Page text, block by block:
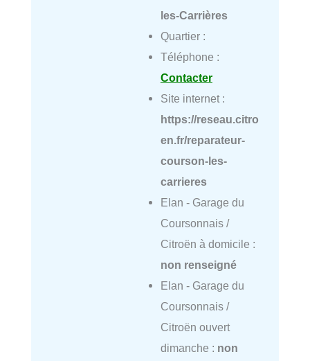
les-Carrières
Quartier :
Téléphone :
Contacter
Site internet :
https://reseau.citro
en.fr/reparateur-
courson-les-
carrieres
Elan - Garage du
Coursonnais /
Citroën à domicile :
non renseigné
Elan - Garage du
Coursonnais /
Citroën ouvert
dimanche : non